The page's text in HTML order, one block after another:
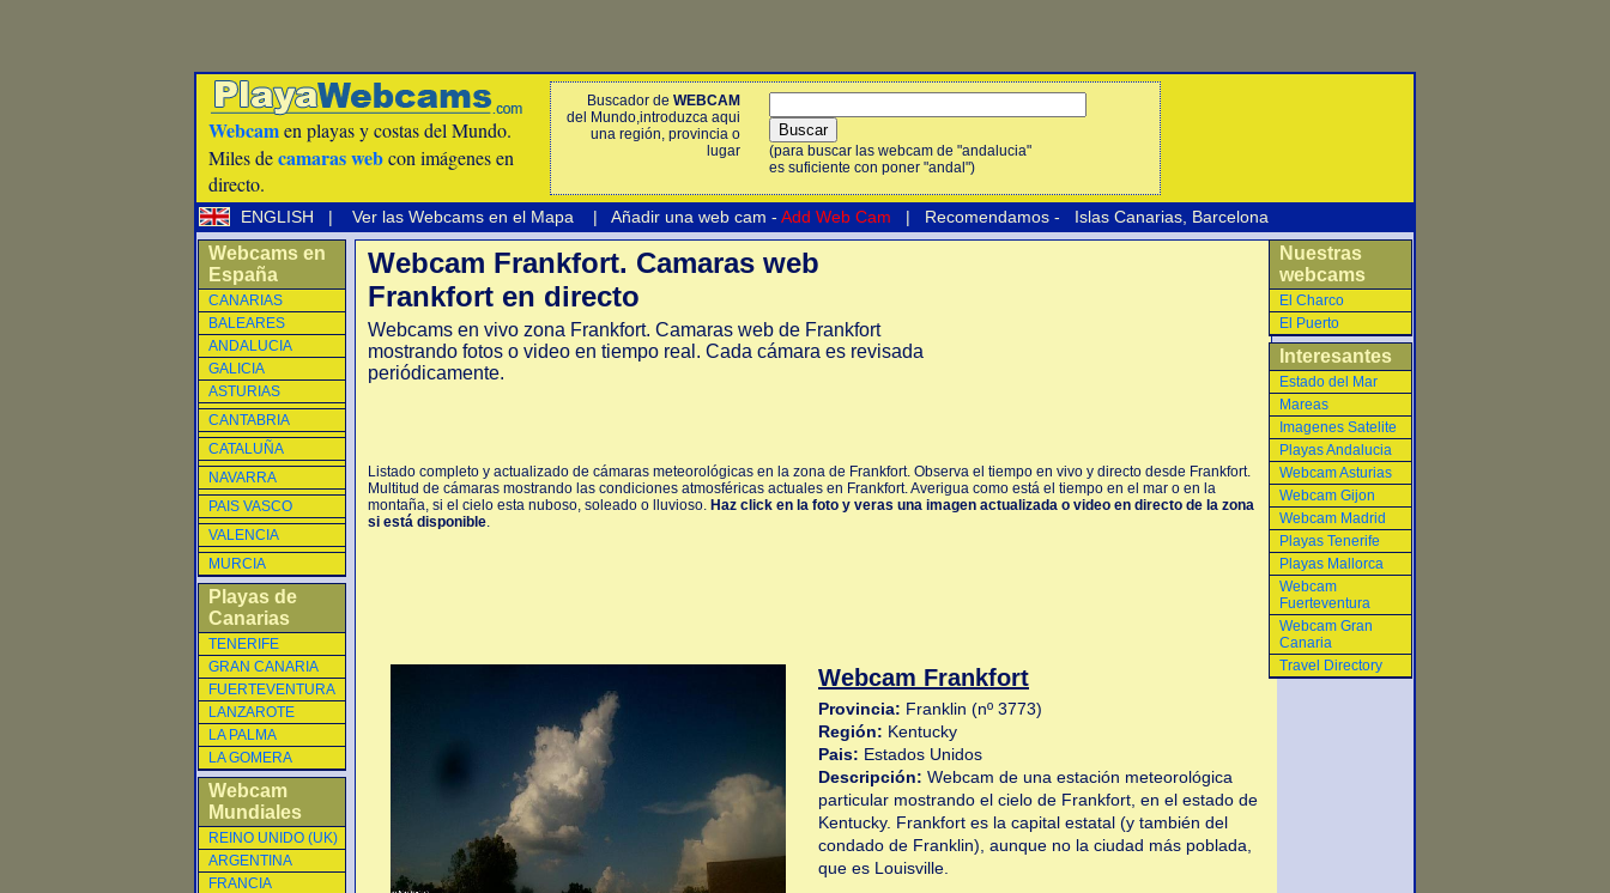
Webcamen playas y costas del Mundo.
Miles decamaras webcon imágenes en
directo.
Buscador de WEBCAM
del Mundo,introduzca aqui
una región, provincia o
lugar
(para buscar las webcam de "andalucia"
es suficiente con poner "andal")
ENGLISH | Ver las Webcams en el Mapa | Añadir una web cam - Add Web Cam | Recomendamos - Islas Canarias Barcelona
Webcams en
España
CANARIAS
BALEARES
ANDALUCIA
GALICIA
ASTURIAS
CANTABRIA
CATALUÑA
NAVARRA
PAIS VASCO
VALENCIA
MURCIA
Playas de
Canarias
TENERIFE
GRAN CANARIA
FUERTEVENTURA
LANZAROTE
LA PALMA
LA GOMERA
Webcam
Mundiales
REINO UNIDO (UK)
ARGENTINA
FRANCIA
Webcam Frankfort. Camaras web
Frankfort en directo
Webcams en vivo zona Frankfort. Camaras web de Frankfort
mostrando fotos o video en tiempo real. Cada cámara es revisada
periódicamente.
Listado completo y actualizado de cámaras meteorológicas en la zona de Frankfort. Observa el tiempo en vivo y directo desde Frankfort.
Multitud de cámaras mostrando las condiciones atmosféricas actuales en Frankfort. Averigua como está el tiempo en el mar o en la
montaña, si el cielo esta nuboso, soleado o lluvioso. Haz click en la foto y veras una imagen actualizada o video en directo de la zona
si está disponible.
Webcam Frankfort
Provincia: Franklin (nº 3773)
Región: Kentucky
Pais: Estados Unidos
Descripción: Webcam de una estación meteorológica
particular mostrando el cielo de Frankfort, en el estado de
Kentucky. Frankfort es la capital estatal (y también del
condado de Franklin), aunque no la ciudad más poblada,
que es Louisville.
Nuestras
webcams
El Charco
El Puerto
Interesantes
Estado del Mar
Mareas
Imagenes Satelite
Playas Andalucia
Webcam Asturias
Webcam Gijon
Webcam Madrid
Playas Tenerife
Playas Mallorca
Webcam
Fuerteventura
Webcam Gran
Canaria
Travel Directory